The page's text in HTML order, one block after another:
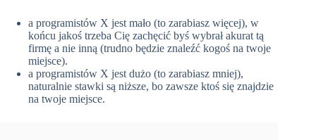
a programistów X jest mało (to zarabiasz więcej), w
końcu jakoś trzeba Cię zachęcić byś wybrał akurat tą
firmę a nie inną (trudno będzie znaleźć kogoś na twoje
miejsce).
a programistów X jest dużo (to zarabiasz mniej),
naturalnie stawki są niższe, bo zawsze ktoś się znajdzie
na twoje miejsce.